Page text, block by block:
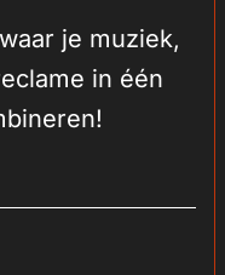
je muziek,
in één